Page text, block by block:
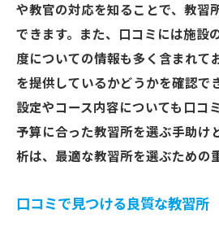
や教官の対応を知ることで、教習
できます。また、口コミには施設
度についての情報も多く含まれて
を提供しているかどうかを確認で
設定やコース内容についても口コ
予算に合った教習所を選ぶ手助け
析は、最適な教習所を選ぶための
口コミで見つける良質な教習所